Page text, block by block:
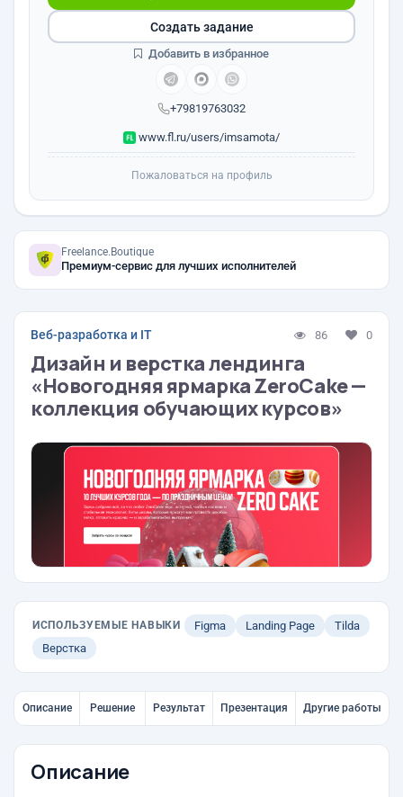
+79819763032
www.fl.ru/users/imsamota/
Создать задание
Добавить в избранное
Пожаловаться на профиль
Freelance.Boutique
Премиум-сервис для лучших исполнителей
Веб-разработка и IT 86 0
Дизайн и верстка лендинга
«Новогодняя ярмарка ZeroCake —
коллекция обучающих курсов»
ИСПОЛЬЗУЕМЫЕ НАВЫКИ Figma Landing Page
Tilda
Верстка
Описание Решение Результат Презентация Другие работы
Описание